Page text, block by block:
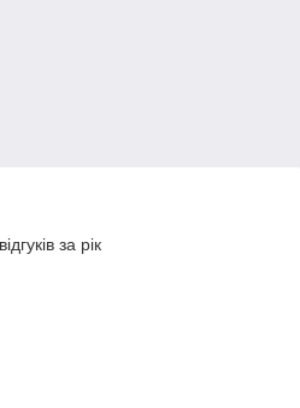
за рік